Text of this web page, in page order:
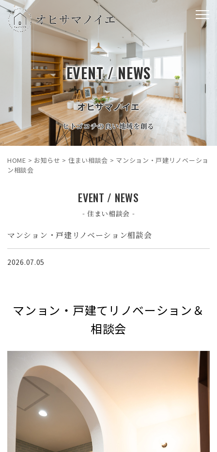
オヒサマノイエ
ヒトゴコチの良い地域を創る
EVENT / NEWS
HOME > お知らせ > 住まい相談会 > マンション・戸建リノベーショ
ン相談会
EVENT / NEWS
- 住まい相談会 -
マンション・戸建リノベーション相談会
2026.07.05
マンョン・戸建てリノベーション＆
相談会